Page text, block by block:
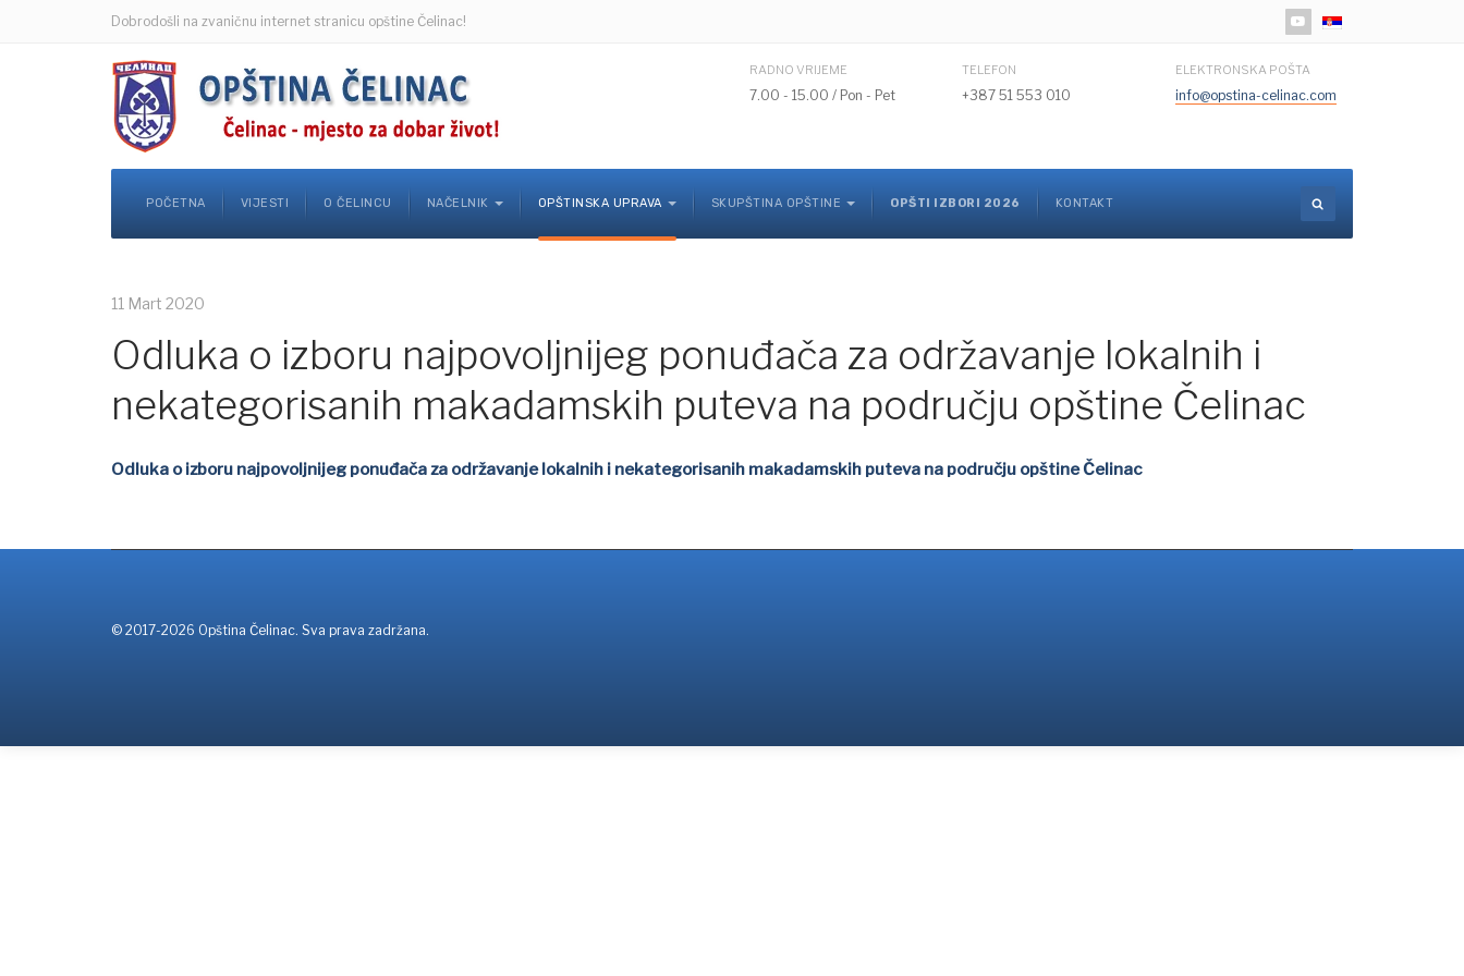
Dobrodošli na zvaničnu internet stranicu opštine Čelinac! Izaberite vaš jezik
RADNO VRIJEME
7.00 - 15.00 / Pon - Pet
TELEFON
+387 51 553 010
ELEKTRONSKA POŠTA
info@opstina-celinac.com
POČETNA VIJESTI O ČELINCU NAČELNIK OPŠTINSKA UPRAVA SKUPŠTINA OPŠTINE OPŠTI IZBORI 2026 KONTAKT
11 Mart 2020
Odluka o izboru najpovoljnijeg ponuđača za održavanje lokalnih i
nekategorisanih makadamskih puteva na području opštine Čelinac
Odluka o izboru najpovoljnijeg ponuđača za održavanje lokalnih i nekategorisanih makadamskih puteva na području opštine Čelinac
© 2017-2026 Opština Čelinac. Sva prava zadržana.